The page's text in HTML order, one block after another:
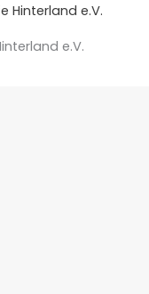
Hinterland e.V.
e.V.